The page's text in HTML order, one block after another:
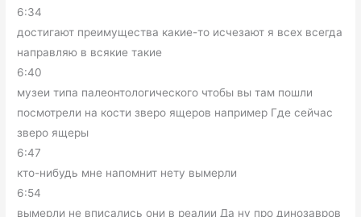
6:34
достигают преимущества какие-то исчезают я всех всегда
направляю в всякие такие
6:40
музеи типа палеонтологического чтобы вы там пошли
посмотрели на кости зверо ящеров например Где сейчас
зверо ящеры
6:47
кто-нибудь мне напомнит нету вымерли
6:54
вымерли не вписались они в реалии Да ну про динозавров